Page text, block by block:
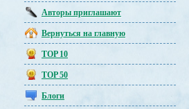
Авторы приглашают
Вернуться на главную
TOP 10
TOP 50
Блоги